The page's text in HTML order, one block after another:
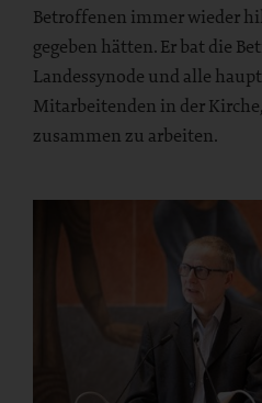
Betroffenen immer wieder
gegeben hätten. Er bat die
Landessynode und alle
Mitarbeitenden in der
zusammen zu arbeiten.